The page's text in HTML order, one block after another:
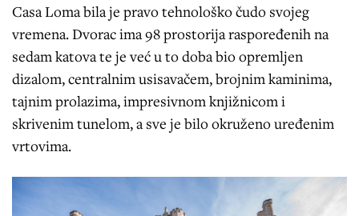
Casa Loma bila je pravo tehnološko čudo svojeg
vremena. Dvorac ima 98 prostorija raspoređenih na
sedam katova te je već u to doba bio opremljen
dizalom, centralnim usisavačem, brojnim kaminima,
tajnim prolazima, impresivnom knjižnicom i
skrivenim tunelom, a sve je bilo okruženo uređenim
vrtovima.